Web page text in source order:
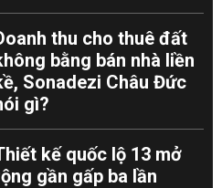
thu cho thuê đất
bằng bán nhà liền
Sonadezi Châu Đức
gì?
kế quốc lộ 13 mở
gần gấp ba lần